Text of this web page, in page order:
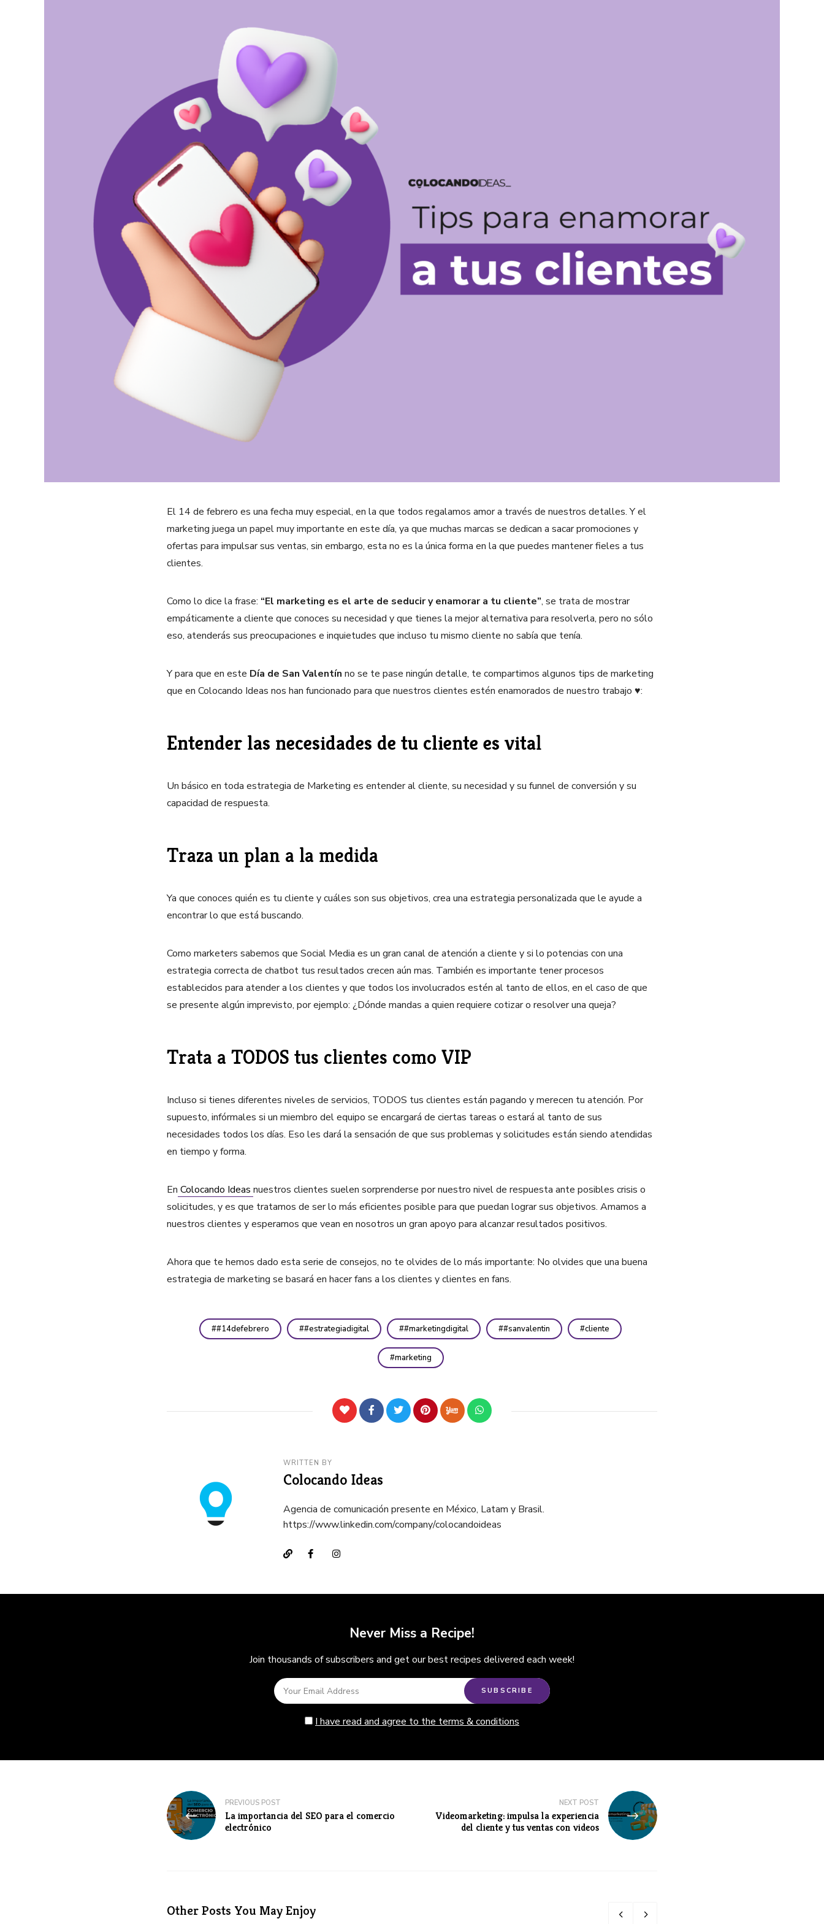
El 14 de febrero es una fecha muy especial, en la que todos regalamos amor a través de nuestros detalles. Y el
marketing juega un papel muy importante en este día, ya que muchas marcas se dedican a sacar promociones y
ofertas para impulsar sus ventas, sin embargo, esta no es la única forma en la que puedes mantener fieles a tus
clientes.
Como lo dice la frase: “El marketing es el arte de seducir y enamorar a tu cliente”, se trata de mostrar
empáticamente a cliente que conoces su necesidad y que tienes la mejor alternativa para resolverla, pero no sólo
eso, atenderás sus preocupaciones e inquietudes que incluso tu mismo cliente no sabía que tenía.
Y para que en este Día de San Valentín no se te pase ningún detalle, te compartimos algunos tips de marketing
que en Colocando Ideas nos han funcionado para que nuestros clientes estén enamorados de nuestro trabajo ♥:
Entender las necesidades de tu cliente es vital
Un básico en toda estrategia de Marketing es entender al cliente, su necesidad y su funnel de conversión y su
capacidad de respuesta.
Traza un plan a la medida
Ya que conoces quién es tu cliente y cuáles son sus objetivos, crea una estrategia personalizada que le ayude a
encontrar lo que está buscando.
Como marketers sabemos que Social Media es un gran canal de atención a cliente y si lo potencias con una
estrategia correcta de chatbot tus resultados crecen aún mas. También es importante tener procesos
establecidos para atender a los clientes y que todos los involucrados estén al tanto de ellos, en el caso de que
se presente algún imprevisto, por ejemplo: ¿Dónde mandas a quien requiere cotizar o resolver una queja?
Trata a TODOS tus clientes como VIP
Incluso si tienes diferentes niveles de servicios, TODOS tus clientes están pagando y merecen tu atención. Por
supuesto, infórmales si un miembro del equipo se encargará de ciertas tareas o estará al tanto de sus
necesidades todos los días. Eso les dará la sensación de que sus problemas y solicitudes están siendo atendidas
en tiempo y forma.
En Colocando Ideas nuestros clientes suelen sorprenderse por nuestro nivel de respuesta ante posibles crisis o
solicitudes, y es que tratamos de ser lo más eficientes posible para que puedan lograr sus objetivos. Amamos a
nuestros clientes y esperamos que vean en nosotros un gran apoyo para alcanzar resultados positivos.
Ahora que te hemos dado esta serie de consejos, no te olvides de lo más importante: No olvides que una buena
estrategia de marketing se basará en hacer fans a los clientes y clientes en fans.
#14defebrero #estrategiadigital #marketingdigital #sanvalentin cliente
marketing
WRITTEN BY
Colocando Ideas
Agencia de comunicación presente en México, Latam y Brasil.
https://www.linkedin.com/company/colocandoideas
Never Miss a Recipe!
Join thousands of subscribers and get our best recipes delivered each week!
I have read and agree to the terms & conditions
Navegación
de
entradas
PREVIOUS POST
La importancia del SEO para el comercio
electrónico
NEXT POST
Videomarketing: impulsa la experiencia
del cliente y tus ventas con videos
Other Posts You May Enjoy